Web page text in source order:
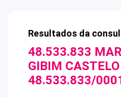
Resultados da
48.533.833
GIBIM
48.533.833/